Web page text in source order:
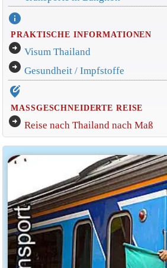
info
PRAKTISCHE INFORMATIONEN
arrow_circle_right Visum Thailand
arrow_circle_right Gesundheit / Impfstoffe
edit_location_alt
MASSGESCHNEIDERTE REISE
arrow_circle_right Reise nach Thailand nach Maß